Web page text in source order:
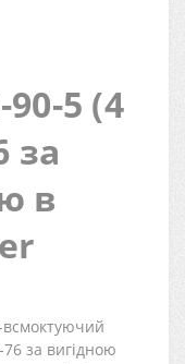
5 (4
за
в
за вигідною